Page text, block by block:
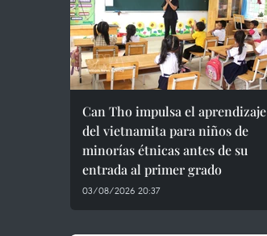
Can Tho impulsa el aprendizaje
del vietnamita para niños de
minorías étnicas antes de su
entrada al primer grado
03/08/2026 20:37